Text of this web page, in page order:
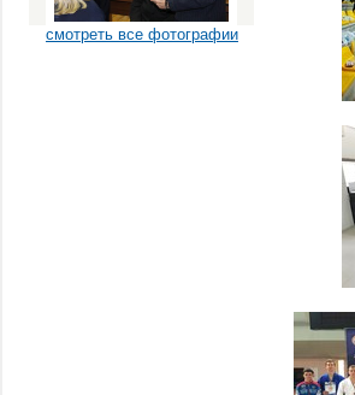
смотреть все фотографии